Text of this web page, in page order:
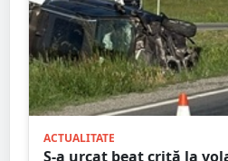
ACTUALITATE
S-a urcat beat criță la